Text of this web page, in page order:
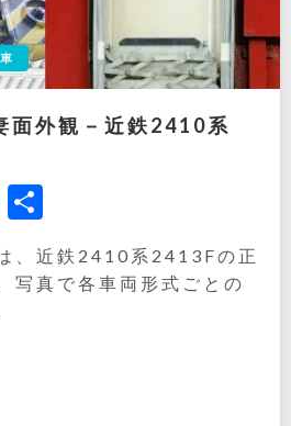
面外観－近鉄2410系
Line
有
、近鉄2410系2413Fの正
写真で各車両形式ごとの